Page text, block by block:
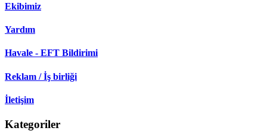
Ekibimiz
Yardım
Havale - EFT Bildirimi
Reklam / İş birliği
İletişim
Kategoriler